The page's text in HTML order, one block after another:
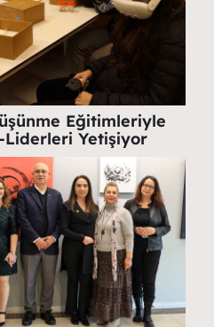
Eğitimleriyle
Liderleri Yetişiyor